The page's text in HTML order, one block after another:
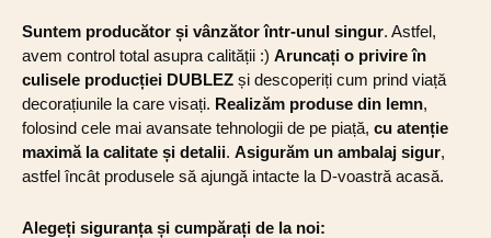
Suntem producător și vânzător într-unul singur. Astfel,
avem control total asupra calității :) Aruncați o privire în
culisele producției DUBLEZ și descoperiți cum prind viață
decorațiunile la care visați. Realizăm produse din lemn,
folosind cele mai avansate tehnologii de pe piață, cu atenție
maximă la calitate și detalii. Asigurăm un ambalaj sigur,
astfel încât produsele să ajungă intacte la D-voastră acasă.
Alegeți siguranța și cumpărați de la noi: